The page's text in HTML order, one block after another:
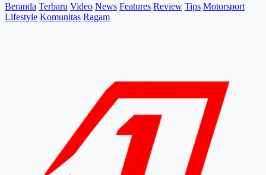
Beranda Terbaru Video News Features Review Tips Motorsport
Lifestyle Komunitas Ragam